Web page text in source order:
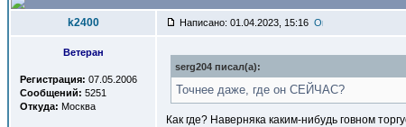
k2400 Написано: 01.04.2023, 15:16
Ветеран
Регистрация: 07.05.2006
Сообщений: 5251
Откуда: Москва
serg204 писал(a):
Точнее даже, где он СЕЙЧАС?
Как где? Наверняка каким-нибудь говном